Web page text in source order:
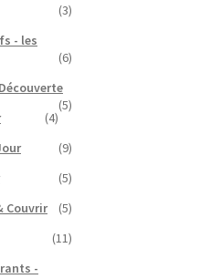
(3)
- les
(6)
(5)
(4)
(9)
(5)
Couvrir
(5)
(11)
-